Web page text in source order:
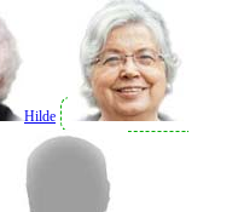
Hilde